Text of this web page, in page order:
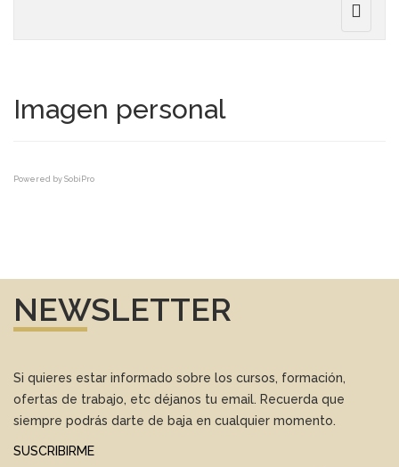
Toggle
Imagen personal
Powered by SobiPro
NEWSLETTER
Si quieres estar informado sobre los cursos, formación,
ofertas de trabajo, etc déjanos tu email. Recuerda que
siempre podrás darte de baja en cualquier momento.
SUSCRIBIRME